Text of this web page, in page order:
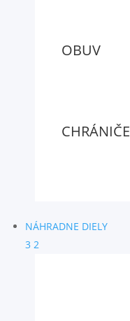
OBUV
CHRÁNIČE
NÁHRADNE DIELY
3 2